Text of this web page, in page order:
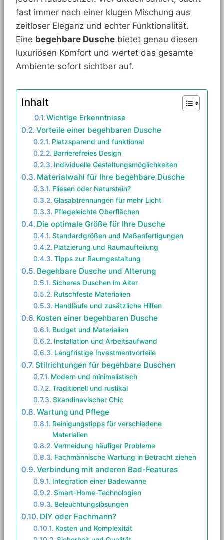
fast immer nach einer klugen Mischung aus
zeitloser Eleganz und echter Funktionalität.
Eine begehbare Dusche bietet genau diesen
luxuriösen Komfort und wertet das gesamte
Ambiente sofort sichtbar auf.
Inhalt
Wichtige Erkenntnisse
Vorteile einer begehbaren Dusche
Platzsparend und funktional
Barrierefreies Design
Individuelle Gestaltungsmöglichkeiten
Materialwahl für Ihre begehbare Dusche
Fliesen oder Naturstein?
Glasabtrennungen für mehr Licht
Pflegeleichte Oberflächen
Die optimale Größe für Ihre Dusche
Standardgrößen und Maßanfertigungen
Platzierung und Raumaufteilung
Tipps zur Raumgestaltung
Begehbare Dusche und Alterung
Sicheres Duschen im Alter
Rutschfeste Materialien
Handläufe und zusätzliche Hilfen
Kosten einer begehbaren Dusche
Budget und Materialien
Installation und Arbeitsaufwand
Langfristige Investmentvorteile
Stilrichtungen für begehbare Duschen
Modern und minimalistisch
Traditionell und rustikal
Skandinavischer Chic
Wartung und Pflege
Reinigungstipps für verschiedene
Materialien
Vermeidung häufiger Probleme
Fachmännische Wartung in Betracht ziehen
Verbindung mit anderen Bad-Features
Integration einer Badewanne
Smart-Home-Technologien
Beleuchtungslösungen
DIY oder Fachmann?
Kosten und Komplexität